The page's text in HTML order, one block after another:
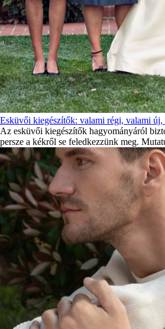
Esküvői kiegészítők: valami régi, valami
Az esküvői kiegészítők hagyományáról
persze a kékről se feledkezzünk meg.